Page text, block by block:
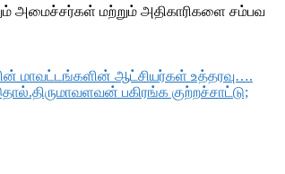
அமைச்சர்கள் மற்றும் அதிகாரிகளை சம்பவ
மாவட்டங்களின் ஆட்சியர்கள் உத்தரவு….
பகிரங்க குற்றச்சாட்டு;